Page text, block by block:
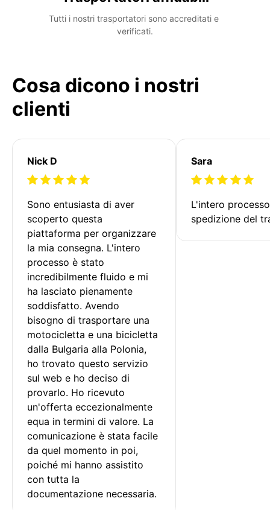
Tutti i nostri trasportatori sono accreditati e
verificati.
Cosa dicono i nostri
clienti
Nick D
Sono entusiasta di aver
scoperto questa
piattaforma per organizzare
la mia consegna. L'intero
processo è stato
incredibilmente fluido e mi
ha lasciato pienamente
soddisfatto. Avendo
bisogno di trasportare una
motocicletta e una bicicletta
dalla Bulgaria alla Polonia,
ho trovato questo servizio
sul web e ho deciso di
provarlo. Ho ricevuto
un'offerta eccezionalmente
equa in termini di valore. La
comunicazione è stata facile
da quel momento in poi,
poiché mi hanno assistito
con tutta la
documentazione necessaria.
Sara
L'intero
spedizione del